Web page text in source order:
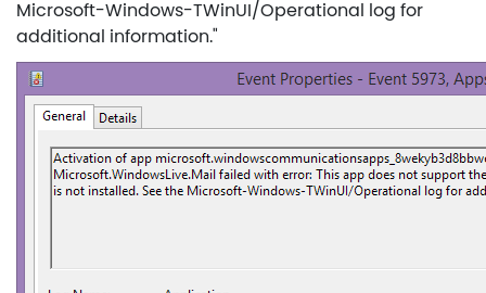
Microsoft-Windows-TWinUI/Operational log for
additional information."